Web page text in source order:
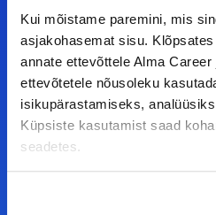
Kui mõistame paremini, mis
asjakohasemat sisu. Klõpsates
annate ettevõttele Alma
ettevõtetele nõusoleku
isikupärastamiseks,
Küpsiste kasutamist saad
seadetes.
F
a
c
e
b
o
I
n
s
t
a
r
© Alma Career Estonia